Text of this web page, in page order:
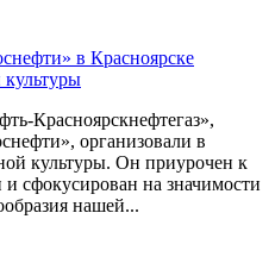
в Красноярске
культуры
Красноярскнефтегаз»,
организовали в
культуры. Он приурочен к
сфокусирован на значимости
нашей...